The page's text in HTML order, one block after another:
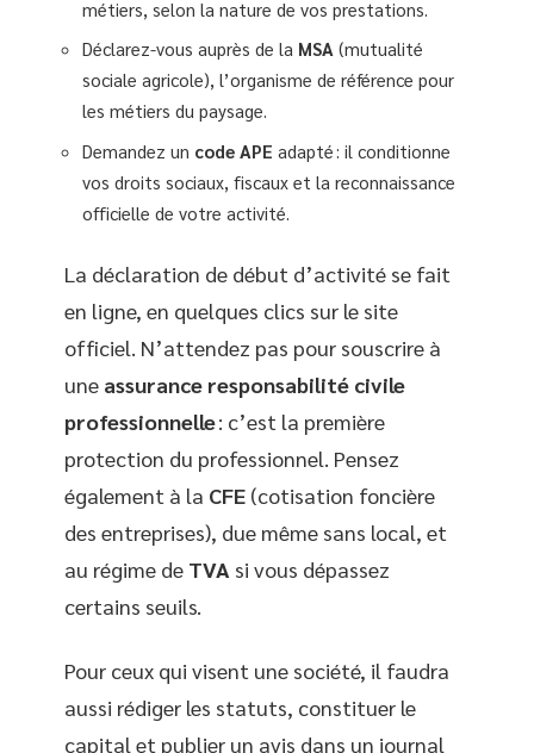
métiers, selon la nature de vos prestations.
Déclarez-vous auprès de la MSA (mutualité
sociale agricole), l’organisme de référence pour
les métiers du paysage.
Demandez un code APE adapté : il conditionne
vos droits sociaux, fiscaux et la reconnaissance
officielle de votre activité.
La déclaration de début d’activité se fait
en ligne, en quelques clics sur le site
officiel. N’attendez pas pour souscrire à
une assurance responsabilité civile
professionnelle: c’est la première
protection du professionnel. Pensez
également à la CFE (cotisation foncière
des entreprises), due même sans local, et
au régime de TVA si vous dépassez
certains seuils.
Pour ceux qui visent une société, il faudra
aussi rédiger les statuts, constituer le
capital et publier un avis dans un journal